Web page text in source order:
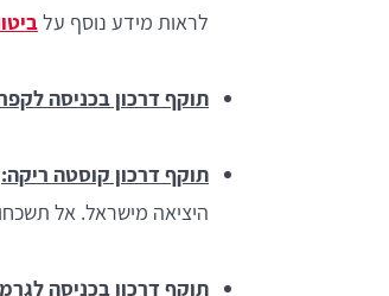
לראות מידע נוסף על
תוקף דרכון בכניסה
תוקף דרכון קוסטה ריקה:
היציאה מישראל. אל
תוקף דרכון בכניסה